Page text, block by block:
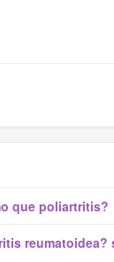
que poliartritis?